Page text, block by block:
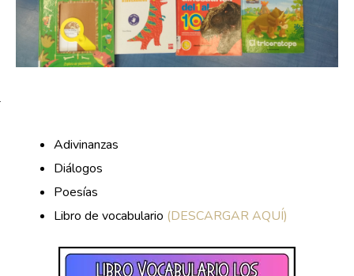
Adivinanzas
Diálogos
Poesías
Libro de vocabulario (DESCARGAR AQUÍ)